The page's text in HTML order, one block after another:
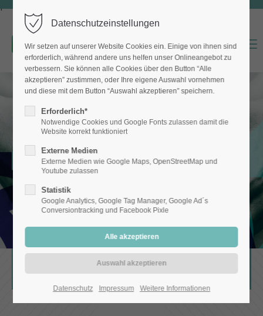
f
MENU
Über KiWuCo
So funktioniert KiWuCo
Vorteile
Datenschutzeinstellungen
Wir setzen auf unserer Website Cookies ein. Einige von ihnen sind
erforderlich, während andere uns helfen unser Onlineangebot zu
verbessern. Sie können alle Cookies über den Button “Alle
akzeptieren” zustimmen, oder Ihre eigene Auswahl vornehmen
und diese mit dem Button “Auswahl akzeptieren” speichern.
Erforderlich*
Notwendige Cookies und Google Fonts zulassen damit die
Website korrekt funktioniert
Externe Medien
Externe Medien wie Google Maps, OpenStreetMap und
Youtube zulassen
Statistik
Google Analytics, Google Tag Manager, Google Ad´s
Conversiontracking und Facebook Pixle
Datenschutz Impressum Weitere Informationen